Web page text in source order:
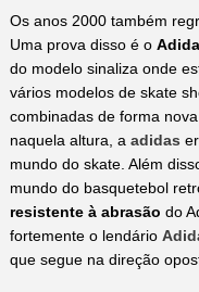
Os anos 2000 também
Uma prova disso é o
do modelo sinaliza onde
vários modelos de skate
combinadas de forma
naquela altura, a adidas
mundo do skate. Além
mundo do basquetebol
resistente à abrasão do
fortemente o lendário
que segue na direção